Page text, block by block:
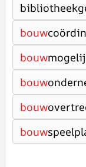
bouw
bouw
bouw
bouw
bouw